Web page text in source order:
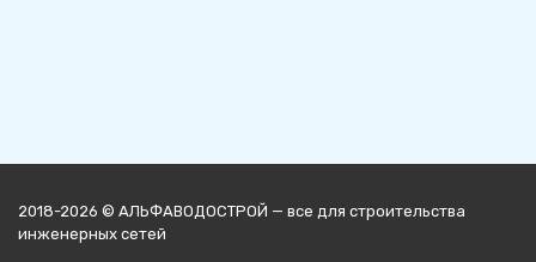
2018-2026 © АЛЬФАВОДОСТРОЙ — все для строительства
инженерных сетей